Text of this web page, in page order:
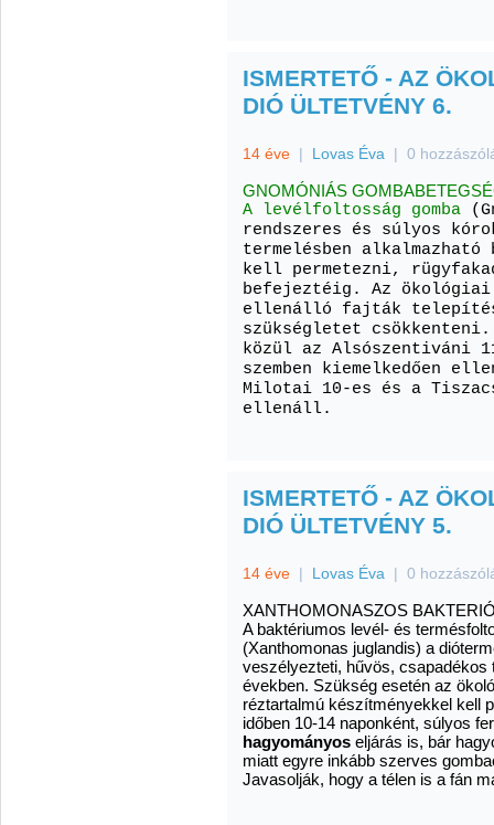
ISMERTETŐ - AZ
DIÓ ÜLTETVÉNY 6.
14 éve | Lovas Éva | 0
GNOMÓNIÁS
A levélfoltosság gomba
rendszeres és súlyos
termelésben
kell permetezni,
befejeztéig. Az ökológiai
ellenálló fajták
szükségletet
közül az Alsószentiváni
szemben kiemelkedően
Milotai 10-es és a
ellenáll.
ISMERTETŐ - AZ
DIÓ ÜLTETVÉNY 5.
14 éve | Lovas Éva | 0
XANTHOMONASZOS
A baktériumos levél- és
(Xanthomonas juglandis) a
veszélyezteti, hűvös, csapadékos
években. Szükség esetén az
réztartalmú készítményekkel kell
időben 10-14 naponként, súlyos
hagyományos eljárás is, bár
miatt egyre inkább szerves
Javasolják, hogy a télen is a fán